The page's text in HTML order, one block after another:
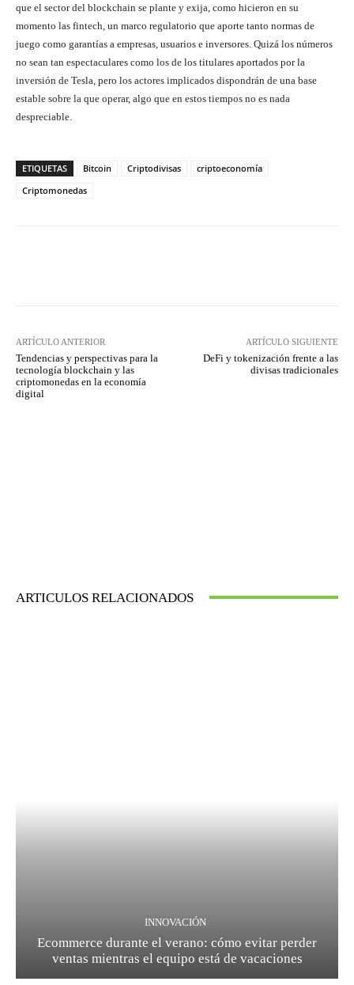
que el sector del blockchain se plante y exija, como hicieron en su
momento las fintech, un marco regulatorio que aporte tanto normas de
juego como garantías a empresas, usuarios e inversores. Quizá los números
no sean tan espectaculares como los de los titulares aportados por la
inversión de Tesla, pero los actores implicados dispondrán de una base
estable sobre la que operar, algo que en estos tiempos no es nada
despreciable.
ETIQUETAS Bitcoin Criptodivisas
criptoeconomía
Criptomonedas
ARTÍCULO ANTERIOR
Tendencias y perspectivas para la
tecnología blockchain y las
criptomonedas en la economía
digital
ARTÍCULO SIGUIENTE
DeFi y tokenización frente a las
divisas tradicionales
ARTICULOS RELACIONADOS
INNOVACIÓN
Ecommerce durante el verano: cómo evitar perder
ventas mientras el equipo está de vacaciones